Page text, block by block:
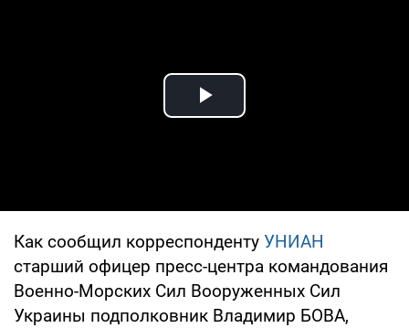
Play Video
Как сообщил корреспонденту УНИАН
старший офицер пресс-центра командования
Военно-Морских Сил Вооруженных Сил
Украины подполковник Владимир БОВА,